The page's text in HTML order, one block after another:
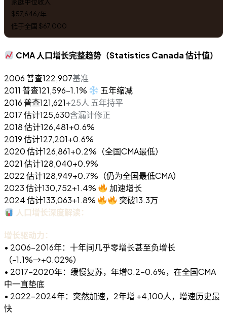
家庭中位收入
$57,646/年
低于全国 $67,000
CMA 人口增长完整趋势（Statistics Canada 估计值）
2006 普查122,907基准
2011 普查121,596-1.1%
五年缩减
2016 普查121,621+25人 五年持平
2017 估计125,630含漏计修正
2018 估计126,481+0.6%
2019 估计127,201+0.6%
2020 估计126,861+0.2%（全国CMA最低）
2021 估计128,040+0.9%
2022 估计128,949+0.7%（仍为全国最低CMA）
2023 估计130,752+1.4%
加速增长
2024 估计133,063+1.8%
突破13.3万
人口增长深度解读：
增长驱动力：
• 2006-2016年：十年间几乎零增长甚至负增长
（-1.1%→+0.02%）
• 2017-2020年：缓慢复苏，年增0.2-0.6%，在全国CMA
中一直垫底
• 2022-2024年：突然加速，2年增 +4,100人，增速历史最
快